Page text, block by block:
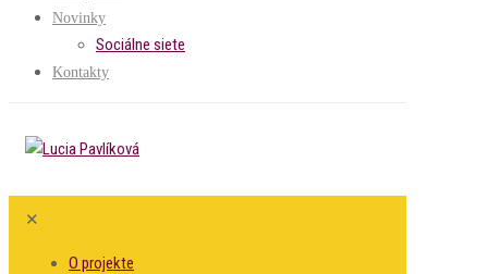
Novinky
Sociálne siete
Kontakty
✕
O projekte